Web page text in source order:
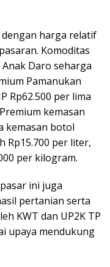
harga relatif
Komoditas
Daro seharga
Pamanukan
Rp62.500 per lima
kemasan
kemasan botol
Rp15.700 per liter,
per kilogram.
ini juga
pertanian serta
KWT dan UP2K TP
upaya mendukung